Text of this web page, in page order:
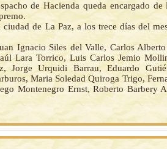
de Hacienda queda encargado
de La Paz, a los trece días del
Ignacio Siles del Valle, Carlos
Lara Torrico, Luis Carlos Jemio
Jorge Urquidi Barrau, Eduardo
Maria Soledad Quiroga Trigo,
Montenegro Ernst, Roberto Barbery